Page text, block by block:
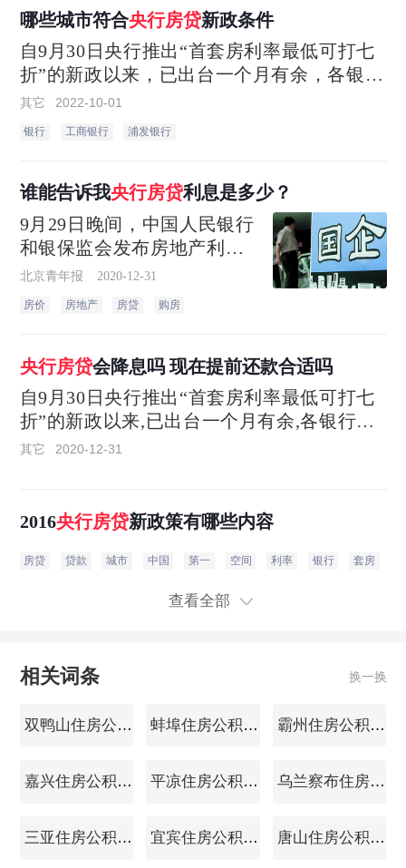
也进行了调整
哪些城市符合央行房贷新政条件
自9月30日央行推出“首套房利率最低可打七
折”的新政以来，已出台一个月有余，各银行
房贷利率根据新政有所调整，但七折利率仍
难觅踪迹。
其它 2022-10-01
银行 工商银行 浦发银行
谁能告诉我央行房贷利息是多少？
9月29日晚间，中国人民银行
和银保监会发布房地产利好
政策：符合条件的城市，可
根据当地房地产市场形势变
调或取消当地...
北京青年报 2020-12-31
房价 房地产 房贷 购房
央行房贷会降息吗 现在提前还款合适吗
自9月30日央行推出“首套房利率最低可打七
折”的新政以来,已出台一个月有余,各银行房
贷利率根据新政有所调整,但七折利率仍难觅
其它 2020-12-31
2016央行房贷新政策有哪些内容
房贷 贷款 城市 中国 第一 空间 利率 银行 套房
查看全部
相关词条 换一换
双鸭山住房公积金查询 蚌埠住房公积金查询 霸州住房公积金查询
嘉兴住房公积金查询 平凉住房公积金查询 乌兰察布住房公积金查询
三亚住房公积金查询 宜宾住房公积金查询 唐山住房公积金查询